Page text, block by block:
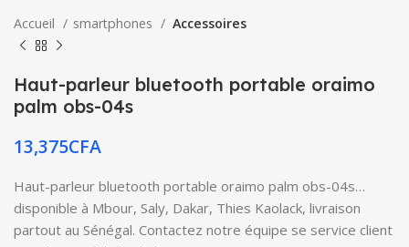
Accueil smartphones Accessoires
Haut-parleur bluetooth portable oraimo
palm obs-04s
13,375CFA
Haut-parleur bluetooth portable oraimo palm obs-04s…
disponible à Mbour, Saly, Dakar, Thies Kaolack, livraison
partout au Sénégal. Contactez notre équipe se service client